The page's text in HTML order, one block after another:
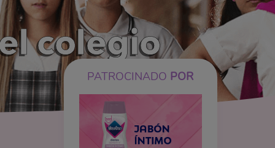
colegio
PATROCINADO POR